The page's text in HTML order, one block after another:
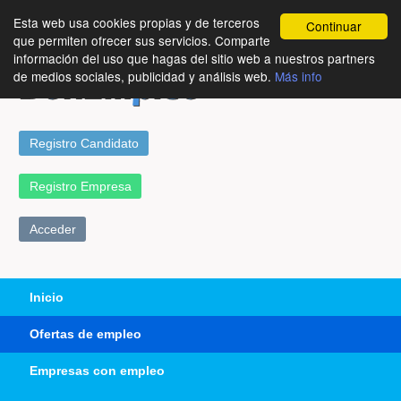
Continuar
Esta web usa cookies propias y de terceros
que permiten ofrecer sus servicios. Comparte
información del uso que hagas del sitio web a nuestros partners
de medios sociales, publicidad y análisis web. Más info
Registro Candidato
Registro Empresa
Acceder
Inicio
Ofertas de empleo
Empresas con empleo